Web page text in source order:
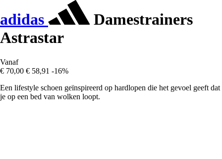
adidas
Damestrainers
Astrastar
Vanaf
€ 70,00 € 58,91 -16%
Een lifestyle schoen geïnspireerd op hardlopen die het gevoel geeft dat
je op een bed van wolken loopt.